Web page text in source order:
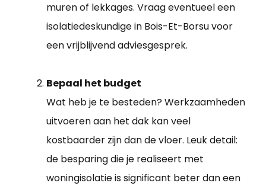
muren of lekkages. Vraag eventueel een
isolatiedeskundige in Bois-Et-Borsu voor
een vrijblijvend adviesgesprek.
Bepaal het budget
Wat heb je te besteden? Werkzaamheden
uitvoeren aan het dak kan veel
kostbaarder zijn dan de vloer. Leuk detail:
de besparing die je realiseert met
woningisolatie is significant beter dan een